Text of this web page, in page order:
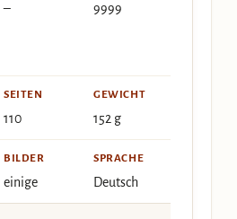
– 9999
SEITEN
110
GEWICHT
152 g
BILDER
einige
SPRACHE
Deutsch